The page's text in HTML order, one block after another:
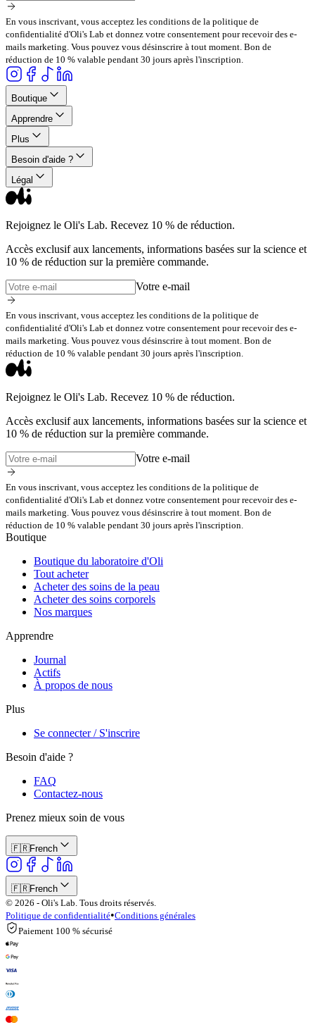
En vous inscrivant, vous acceptez les conditions de la politique de
confidentialité d'Oli's Lab et donnez votre consentement pour recevoir des e-
mails marketing. Vous pouvez vous désinscrire à tout moment. Bon de
réduction de 10 % valable pendant 30 jours après l'inscription.
Boutique
Apprendre
Plus
Besoin d'aide ?
Légal
Rejoignez le Oli's Lab. Recevez 10 % de réduction.
Accès exclusif aux lancements, informations basées sur la science et
10 % de réduction sur la première commande.
Votre e-mail
En vous inscrivant, vous acceptez les conditions de la politique de
confidentialité d'Oli's Lab et donnez votre consentement pour recevoir des e-
mails marketing. Vous pouvez vous désinscrire à tout moment. Bon de
réduction de 10 % valable pendant 30 jours après l'inscription.
Rejoignez le Oli's Lab. Recevez 10 % de réduction.
Accès exclusif aux lancements, informations basées sur la science et
10 % de réduction sur la première commande.
Votre e-mail
En vous inscrivant, vous acceptez les conditions de la politique de
confidentialité d'Oli's Lab et donnez votre consentement pour recevoir des e-
mails marketing. Vous pouvez vous désinscrire à tout moment. Bon de
réduction de 10 % valable pendant 30 jours après l'inscription.
Boutique
Boutique du laboratoire d'Oli
Tout acheter
Acheter des soins de la peau
Acheter des soins corporels
Nos marques
Apprendre
Journal
Actifs
À propos de nous
Plus
Se connecter / S'inscrire
Besoin d'aide ?
FAQ
Contactez-nous
Prenez mieux soin de vous
🇫🇷French
🇫🇷French
© 2026 - Oli's Lab. Tous droits réservés.
Politique de confidentialité•Conditions générales
Paiement 100 % sécurisé